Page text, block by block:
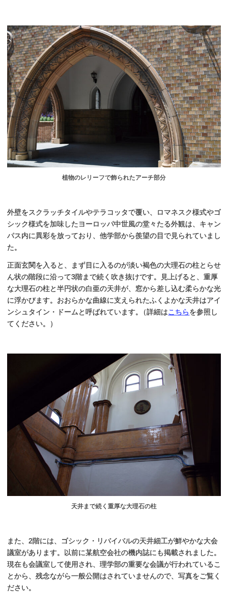
植物のレリーフで飾られたアーチ部分
外壁をスクラッチタイルやテラコッタで覆い、ロマネスク様式やゴ
シック様式を加味したヨーロッパ中世風の堂々たる外観は、キャン
パス内に異彩を放っており、他学部から羨望の目で見られていまし
た。
正面玄関を入ると、まず目に入るのが淡い褐色の大理石の柱とらせ
ん状の階段に沿って3階まで続く吹き抜けです。見上げると、重厚
な大理石の柱と半円状の白亜の天井が、窓から差し込む柔らかな光
に浮かびます。おおらかな曲線に支えられたふくよかな天井はアイ
ンシュタイン・ドームと呼ばれています。 （詳細はこちらを参照し
てください。）
天井まで続く重厚な大理石の柱
また、2階には、ゴシック・リバイバルの天井細工が鮮やかな大会
議室があります。以前に某航空会社の機内誌にも掲載されました。
現在も会議室して使用され、理学部の重要な会議が行われているこ
とから、残念ながら一般公開はされていませんので、写真をご覧く
ださい。